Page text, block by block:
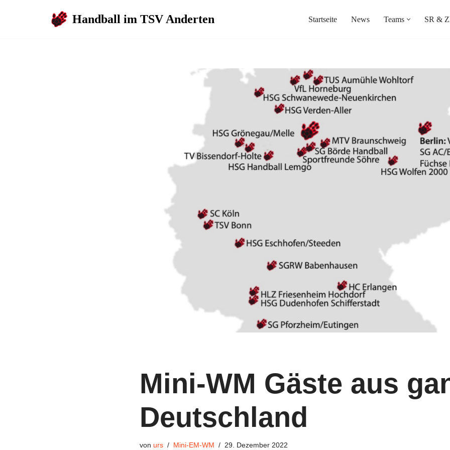
Handball im TSV Anderten Startseite News Teams SR &
Mini-WM Gäste aus
Deutschland
von urs Mini-EM-WM 29. Dezember 2022